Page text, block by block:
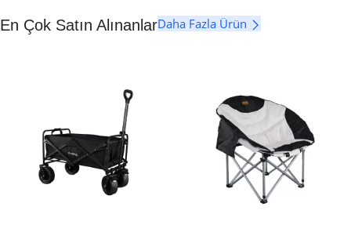
En Çok Satın AlınanlarDaha Fazla Ürün